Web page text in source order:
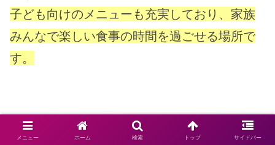
子ども向けのメニューも充実しており、家族
みんなで楽しい食事の時間を過ごせる場所で
す。
メニュー ホーム 検索 トップ サイドバー